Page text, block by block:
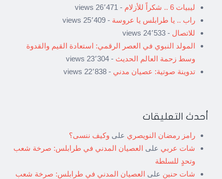
ليبيات 6 .. شكراً للأزلام
- 26٬471 views
راب .. يا طرابلس يا عروسة - 25٬409 views
للاتصال - 24٬533 views
المولد النبوي في العصر الرقمي: استعادة القيم والقدوة
وسط زحمة العالم الحديث - 23٬304 views
تدوينة صوتية: عصيان مدني - 22٬838 views
أحدث التعليقات
رامز رمضان النويصري على وكيف ننسى؟
شات عربي على العصيان المدني في طرابلس: صرخة شعب
وتحدٍ للسلطة
شات حنين على العصيان المدني في طرابلس: صرخة شعب